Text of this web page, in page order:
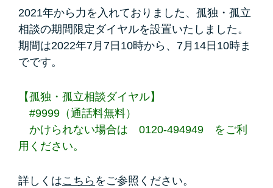
2021年から力を入れておりました、孤独・孤立
相談の期間限定ダイヤルを設置いたしました。
期間は2022年7月7日10時から、7月14日10時ま
でです。
【孤独・孤立相談ダイヤル】
#9999（通話料無料）
かけられない場合は 0120-494949 をご利
用ください。
詳しくはこちら をご参照ください。